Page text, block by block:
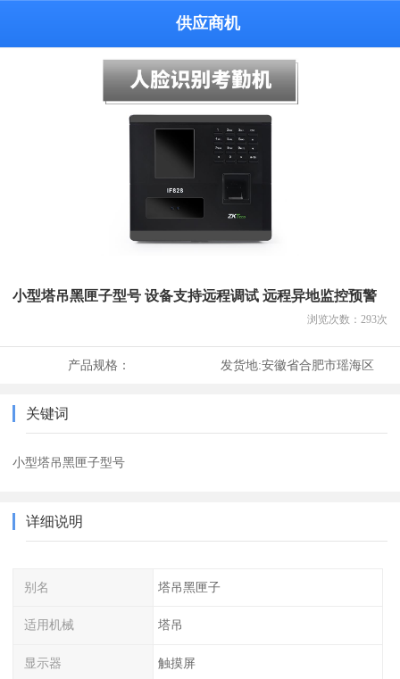
供应商机
小型塔吊黑匣子型号 设备支持远程调试 远程异地监控预警
浏览次数： 293次
产品规格： 发货地:安徽省合肥市瑶海区
关键词
小型塔吊黑匣子型号
详细说明
别名 塔吊黑匣子
适用机械 塔吊
显示器 触摸屏